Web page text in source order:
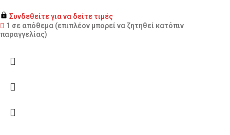
Συνδεθείτε για να δείτε τιμές
1 σε απόθεμα (επιπλέον μπορεί να ζητηθεί κατόπιν
παραγγελίας)